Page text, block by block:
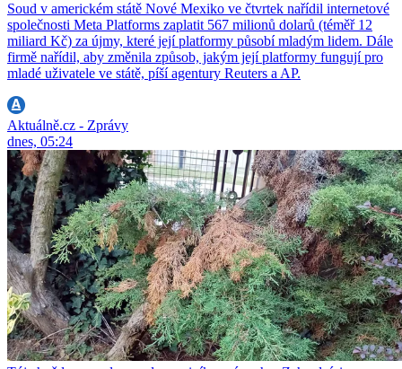
Soud v americkém státě Nové Mexiko ve čtvrtek nařídil internetové
společnosti Meta Platforms zaplatit 567 milionů dolarů (téměř 12
miliard Kč) za újmy, které její platformy působí mladým lidem. Dále
firmě nařídil, aby změnila způsob, jakým její platformy fungují pro
mladé uživatele ve státě, píší agentury Reuters a AP.
Aktuálně.cz - Zprávy
dnes, 05:24